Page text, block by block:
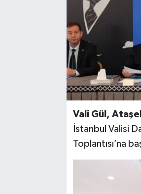
Vali Gül,
İstanbul Valisi
Toplantısı’na